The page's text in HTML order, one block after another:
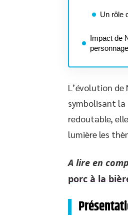
Un rôle
Impact de
L’évolution
symbolisant la
redoutable,
lumière les
A lire en
porc à la